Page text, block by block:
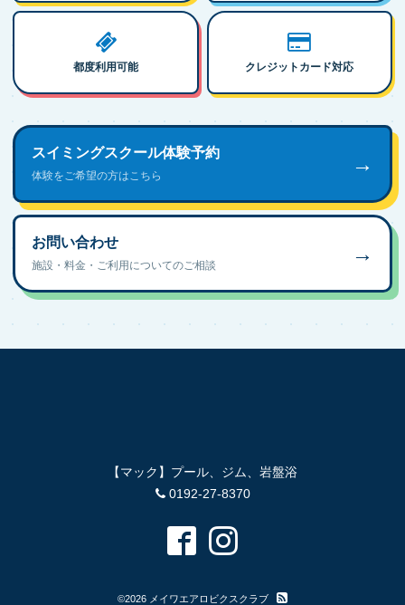
都度利用可能 クレジットカード対応
スイミングスクール体験予約
体験をご希望の方はこちら →
お問い合わせ
施設・料金・ご利用についてのご相談 →
【マック】プール、ジム、岩盤浴
0192-27-8370
©2026 メイワエアロビクスクラブ